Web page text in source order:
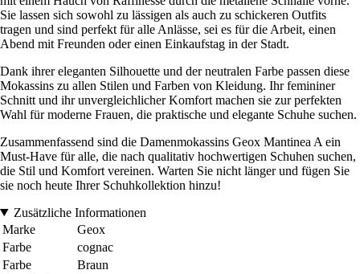
Sie lassen sich sowohl zu lässigen als auch zu schickeren Outfits
tragen und sind perfekt für alle Anlässe, sei es für die Arbeit, einen
Abend mit Freunden oder einen Einkaufstag in der Stadt.
Dank ihrer eleganten Silhouette und der neutralen Farbe passen diese
Mokassins zu allen Stilen und Farben von Kleidung. Ihr femininer
Schnitt und ihr unvergleichlicher Komfort machen sie zur perfekten
Wahl für moderne Frauen, die praktische und elegante Schuhe suchen.
Zusammenfassend sind die Damenmokassins Geox Mantinea A ein
Must-Have für alle, die nach qualitativ hochwertigen Schuhen suchen,
die Stil und Komfort vereinen. Warten Sie nicht länger und fügen Sie
sie noch heute Ihrer Schuhkollektion hinzu!
Zusätzliche Informationen
Marke
Geox
Farbe
cognac
Farbe
Braun